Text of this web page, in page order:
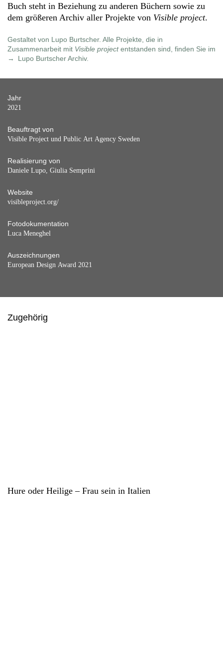
Buch steht in Beziehung zu anderen Büchern sowie zu
dem größeren Archiv aller Projekte von Visible project.
Gestaltet von Lupo Burtscher. Alle Projekte, die in
Zusammenarbeit mit Visible projectentstanden sind, finden Sie im
Lupo Burtscher Archiv.
Jahr
2021
Beauftragt von
Visible Project und Public Art Agency Sweden
Realisierung von
Daniele Lupo, Giulia Semprini
Website
visibleproject.org/
Fotodokumentation
Luca Meneghel
Auszeichnungen
European Design Award 2021
Zugehörig
Hure oder Heilige – Frau sein in Italien